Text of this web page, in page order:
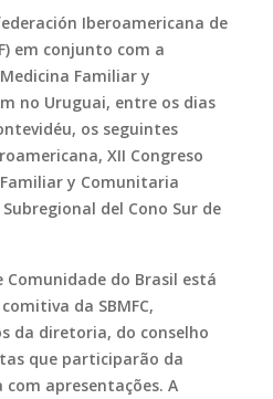
Iberoamericana de
em conjunto com a
Familiar y
no Uruguai, entre os dias
os seguintes
XII Congreso
y Comunitaria
del Cono Sur de
Comunidade do Brasil está
da SBMFC,
da diretoria, do conselho
que participarão da
apresentações. A